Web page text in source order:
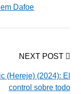
Dafoe
NEXT POST
(Hereje) (2024): El
control sobre todo